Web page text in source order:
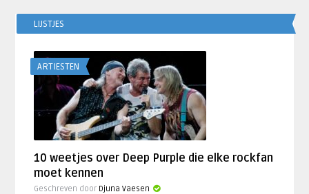
LIJSTJES
ARTIESTEN
10 weetjes over Deep Purple die elke rockfan
moet kennen
Geschreven door Djuna Vaesen